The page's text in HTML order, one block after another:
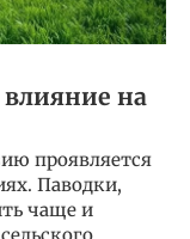
на
проявляется
Паводки,
чаще и